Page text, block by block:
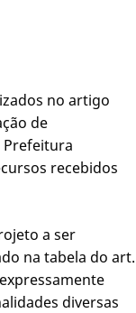
no artigo
de
recebidos
a ser
na tabela do art.
diversas